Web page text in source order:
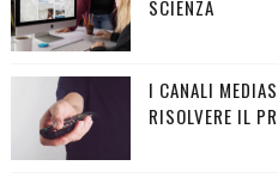
SCIENZA
I CANALI
RISOLVERE IL